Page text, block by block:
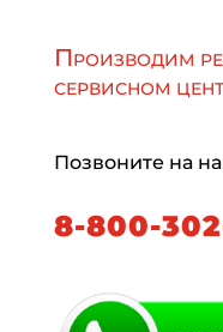
Производим
сервисном
Позвоните на
8-800-